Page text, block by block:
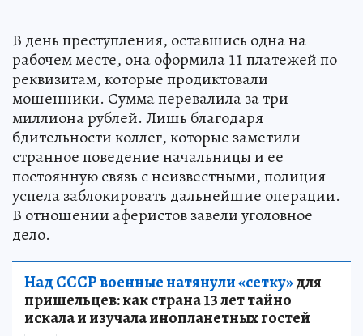
В день преступления, оставшись одна на
рабочем месте, она оформила 11 платежей по
реквизитам, которые продиктовали
мошенники. Сумма перевалила за три
миллиона рублей. Лишь благодаря
бдительности коллег, которые заметили
странное поведение начальницы и ее
постоянную связь с неизвестными, полиция
успела заблокировать дальнейшие операции.
В отношении аферистов завели уголовное
дело.
Над СССР военные натянули «сетку»для
пришельцев: как страна 13 лет тайно
искала и изучала инопланетных гостей